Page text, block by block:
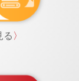
る 〉